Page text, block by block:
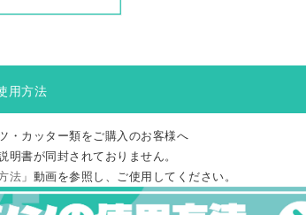
用方法
・カッター類をご購入のお客様へ
明書が同封されておりません。
法 」動画を参照し、ご使用してください。